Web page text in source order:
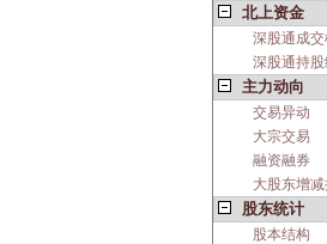
北上资金
深股通成
深股通持
主力动向
交易异动
大宗交易
融资融券
大股东增
股东统计
股本结构